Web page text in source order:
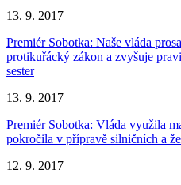
13. 9. 2017
Premiér Sobotka: Naše vláda
protikuřácký zákon a zvyšuje
sester
13. 9. 2017
Premiér Sobotka: Vláda využila
pokročila v přípravě silničních a
12. 9. 2017